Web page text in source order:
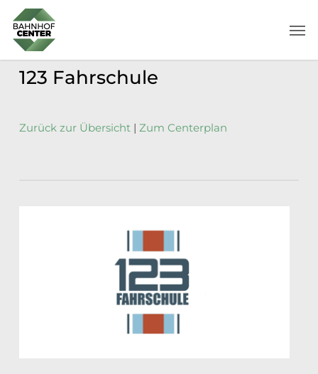
main
content
123 Fahrschule
Zurück zur Übersicht| Zum Centerplan